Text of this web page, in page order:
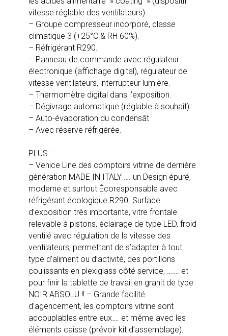
vitesse réglable des ventilateurs).
– Groupe compresseur incorporé, classe
climatique 3 (+25°C & RH 60%).
– Réfrigérant R290.
– Panneau de commande avec régulateur
électronique (affichage digital), régulateur de
vitesse ventilateurs, interrupteur lumière.
– Thermomètre digital dans l’exposition.
– Dégivrage automatique (réglable à souhait).
– Auto-évaporation du condensât
– Avec réserve réfrigérée.
PLUS :
– Venice Line des comptoirs vitrine de dernière
génération MADE IN ITALY …. un Design épuré,
moderne et surtout Écoresponsable avec
réfrigérant écologique R290. Surface
d’exposition très importante, vitre frontale
relevable à pistons, éclairage de type LED, froid
ventilé avec régulation de la vitesse des
ventilateurs, permettant de s’adapter à tout
type d’aliment ou d’activité, des portillons
coulissants en plexiglass côté service, ……. et
pour finir la tablette de travail en granit de type
NOIR ABSOLU !! – Grande facilité
d’agencement, les comptoirs vitrine sont
accouplables entre eux…. et même avec les
éléments caisse (prévoir kit d’assemblage).